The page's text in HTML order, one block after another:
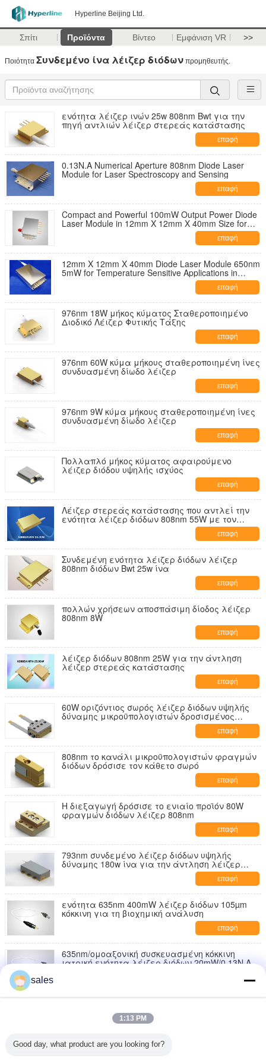
Hyperline Beijing Ltd.
Σπίτι Προϊόντα Βίντεο Εμφάνιση VR >>
Ποιότητα Συνδεμένο ίνα λέιζερ διόδων προμηθευτής.
ενότητα λέιζερ ινών 25w 808nm Bwt για την
πηγή αντλιών λέιζερ στερεάς κατάστασης
επαφή
0.13N.A Numerical Aperture 808nm Diode Laser
Module for Laser Spectroscopy and Sensing
επαφή
Compact and Powerful 100mW Output Power Diode
Laser Module in 12mm X 12mm X 40mm Size for
επαφή
12mm X 12mm X 40mm Diode Laser Module 650nm
5mW for Temperature Sensitive Applications in
επαφή
976nm 18W μήκος κύματος Σταθεροποιημένο
Διοδικό Λέιζερ Φυτικής Τάξης
επαφή
976nm 60W κύμα μήκους σταθεροποιημένη ίνες
συνδυασμένη δίωδο λέιζερ
επαφή
976nm 9W κύμα μήκους σταθεροποιημένη ίνες
συνδυασμένη δίωδο λέιζερ
επαφή
Πολλαπλό μήκος κύματος αφαιρούμενο
λέιζερ διόδου υψηλής ισχύος
επαφή
Λέιζερ στερεάς κατάστασης που αντλεί την
ενότητα λέιζερ διόδων 808nm 55W με τον
επαφή
Συνδεμένη ενότητα λέιζερ διόδων λέιζερ
808nm διόδων Bwt 25w ίνα
επαφή
πολλών χρήσεων αποσπάσιμη δίοδος λέιζερ
808nm 8W
επαφή
λέιζερ διόδων 808nm 25W για την άντληση
λέιζερ στερεάς κατάστασης
επαφή
60W οριζόντιος σωρός λέιζερ διόδων υψηλής
δύναμης μικροϋπολογιστών δροσισμένος
επαφή
808nm το κανάλι μικροϋπολογιστών φραγμών
διόδων δρόσισε τον κάθετο σωρό
επαφή
Η διεξαγωγή δρόσισε το ενιαίο προϊόν 80W
φραγμών διόδων λέιζερ 808nm
επαφή
793nm συνδεμένο λέιζερ διόδων υψηλής
δύναμης 180w ίνα για την άντληση λέιζερ
επαφή
ενότητα 635nm 400mW λέιζερ διόδων 105µm
κόκκινη για τη βιοχημική ανάλυση
επαφή
635nm/ομοαξονική συσκευασμένη κόκκινη
ιατρική ενότητα λέιζερ διόδων 20mW/0.13N.A.
διόδων 400mW
5W κόκκινη ενότητα λέιζερ διόδων υψηλής
sales
1:13 PM
Good day, what product are you looking for?